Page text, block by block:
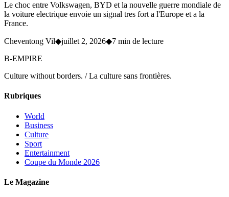
Le choc entre Volkswagen, BYD et la nouvelle guerre mondiale de
la voiture electrique envoie un signal tres fort a l'Europe et a la
France.
Cheventong Vil◆juillet 2, 2026◆7 min de lecture
B-EMPIRE
Culture without borders. / La culture sans frontières.
Rubriques
World
Business
Culture
Sport
Entertainment
Coupe du Monde 2026
Le Magazine